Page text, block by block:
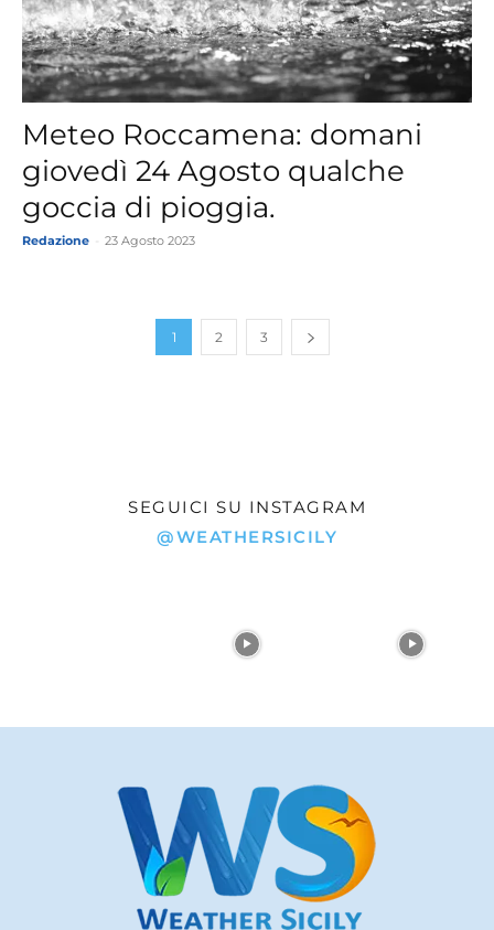
Meteo Roccamena: domani
giovedì 24 Agosto qualche
goccia di pioggia.
Redazione 23 Agosto 2023
1 2 3
SEGUICI SU INSTAGRAM
@WEATHERSICILY